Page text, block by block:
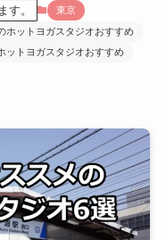
す。
東京
ホットヨガスタジオおすすめ
ットヨガスタジオおすすめ